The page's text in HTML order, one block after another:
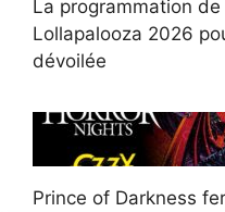
La programmation
Lollapalooza 2026
dévoilée
Prince of Darkness